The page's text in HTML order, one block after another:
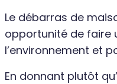
Le débarras de
opportunité de faire
l’environnement et
En donnant plutôt